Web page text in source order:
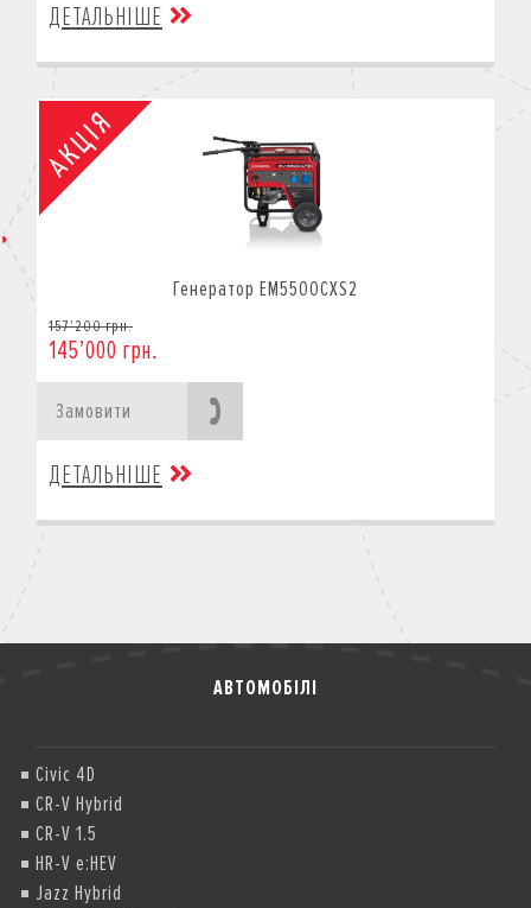
ДЕТАЛЬНІШЕ
Генератор EM5500CXS2
157’200 грн.
145’000 грн.
Замовити
ДЕТАЛЬНІШЕ
АВТОМОБІЛІ
Civic 4D
CR-V Hybrid
CR-V 1.5
HR-V e:HEV
Jazz Hybrid